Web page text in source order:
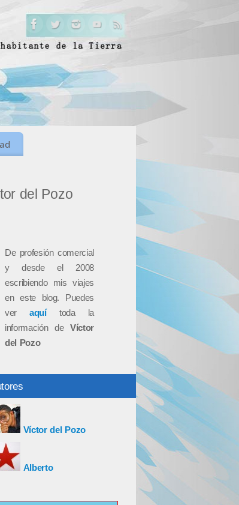
del Pozo
De profesión comercial
y desde el 2008
escribiendo mis viajes
en este blog. Puedes
veraquítoda la
información de Víctor
del Pozo
Víctor del Pozo
Alberto